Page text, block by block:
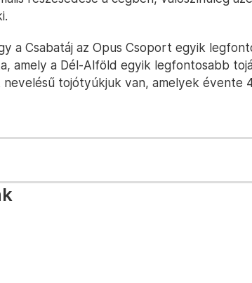
a Csabatáj az Opus Csoport egyik
amely a Dél-Alföld egyik legfontosabb
nevelésű tojótyúkjuk van, amelyek évente